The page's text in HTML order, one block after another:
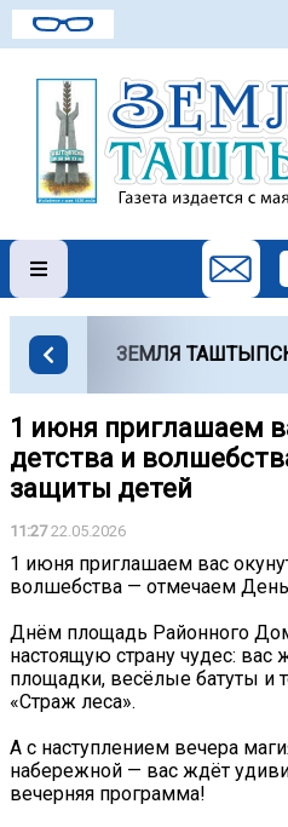
ЗЕМЛЯ
1 июня приглашаем
детства и
защиты детей
11:2722.05.2026
1 июня приглашаем вас
волшебства — отмечаем
Днём площадь Районного
настоящую страну чудес: вас
площадки, весёлые батуты и
«Страж леса».
А с наступлением вечера
набережной — вас ждёт
вечерняя программа!